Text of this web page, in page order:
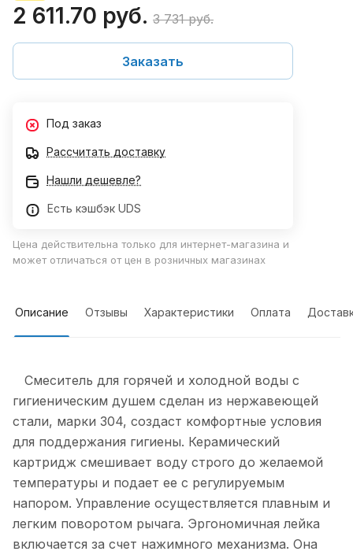
2 611.70 руб. 3 731 руб.
Заказать
Под заказ
Рассчитать доставку
Нашли дешевле?
Есть кэшбэк UDS
Цена действительна только для интернет-магазина и
может отличаться от цен в розничных магазинах
Описание Отзывы Характеристики Оплата
Смеситель для горячей и холодной воды с
гигиеническим душем сделан из нержавеющей
стали, марки 304, создаст комфортные условия
для поддержания гигиены. Керамический
картридж смешивает воду строго до желаемой
температуры и подает ее с регулируемым
напором. Управление осуществляется плавным и
легким поворотом рычага. Эргономичная лейка
включается за счет нажимного механизма. Она